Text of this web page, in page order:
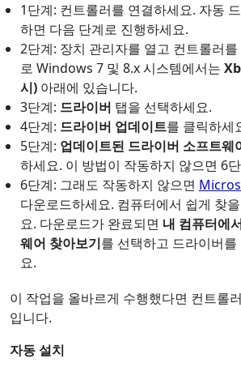
1단계: 컨트롤러를 연결하세요. 자동
하면 다음 단계로 진행하세요.
2단계: 장치 관리자를 열고 컨트롤러
로 Windows 7 및 8.x 시스템에서는
시)아래에 있습니다.
3단계: 드라이버 탭을 선택하세요.
4단계: 드라이버 업데이트를 클릭하세
5단계: 업데이트된 드라이버 소프트웨
하세요. 이 방법이 작동하지 않으면 6
6단계: 그래도 작동하지 않으면
다운로드하세요. 컴퓨터에서 쉽게 찾
요. 다운로드가 완료되면 내 컴퓨터에
웨어 찾아보기를 선택하고 드라이버
요.
이 작업을 올바르게 수행했다면 컨트롤
입니다.
자동 설치